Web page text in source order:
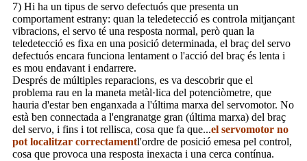
7) Hi ha un tipus de servo defectuós que presenta un
comportament estrany: quan la teledetecció es controla mitjançant
vibracions, el servo té una resposta normal, però quan la
teledetecció es fixa en una posició determinada, el braç del servo
defectuós encara funciona lentament o l'acció del braç és lenta i
es mou endavant i endarrere.
Després de múltiples reparacions, es va descobrir que el
problema rau en la maneta metàl·lica del potenciòmetre, que
hauria d'estar ben enganxada a l'última marxa del servomotor. No
està ben connectada a l'engranatge gran (última marxa) del braç
del servo, i fins i tot rellisca, cosa que fa que...el servomotor no
pot localitzar correctamentl'ordre de posició emesa pel control,
cosa que provoca una resposta inexacta i una cerca contínua.